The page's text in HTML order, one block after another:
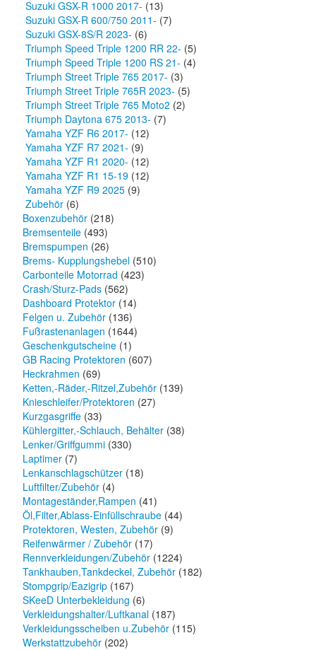
Suzuki GSX-R 1000 2017- (13)
Suzuki GSX-R 600/750 2011- (7)
Suzuki GSX-8S/R 2023- (6)
Triumph Speed Triple 1200 RR 22- (5)
Triumph Speed Triple 1200 RS 21- (4)
Triumph Street Triple 765 2017- (3)
Triumph Street Triple 765R 2023- (5)
Triumph Street Triple 765 Moto2 (2)
Triumph Daytona 675 2013- (7)
Yamaha YZF R6 2017- (12)
Yamaha YZF R7 2021- (9)
Yamaha YZF R1 2020- (12)
Yamaha YZF R1 15-19 (12)
Yamaha YZF R9 2025 (9)
Zubehör (6)
Boxenzubehör (218)
Bremsenteile (493)
Bremspumpen (26)
Brems- Kupplungshebel (510)
Carbonteile Motorrad (423)
Crash/Sturz-Pads (562)
Dashboard Protektor (14)
Felgen u. Zubehör (136)
Fußrastenanlagen (1644)
Geschenkgutscheine (1)
GB Racing Protektoren (607)
Heckrahmen (69)
Ketten,-Räder,-Ritzel,Zubehör (139)
Knieschleifer/Protektoren (27)
Kurzgasgriffe (33)
Kühlergitter,-Schlauch, Behälter (38)
Lenker/Griffgummi (330)
Laptimer (7)
Lenkanschlagschützer (18)
Luftfilter/Zubehör (4)
Montageständer,Rampen (41)
Öl,Filter,Ablass-Einfüllschraube (44)
Protektoren, Westen, Zubehör (9)
Reifenwärmer / Zubehör (17)
Rennverkleidungen/Zubehör (1224)
Tankhauben,Tankdeckel, Zubehör (182)
Stompgrip/Eazigrip (167)
SKeeD Unterbekleidung (6)
Verkleidungshalter/Luftkanal (187)
Verkleidungsscheiben u.Zubehör (115)
Werkstattzubehör (202)